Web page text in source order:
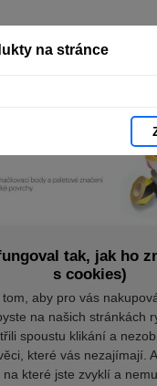
na stránce
tak, jak ho
s cookies)
aby pro vás
na našich stránkách
spoustu klikání a
které vás nezajímají.
které jste zvyklí a